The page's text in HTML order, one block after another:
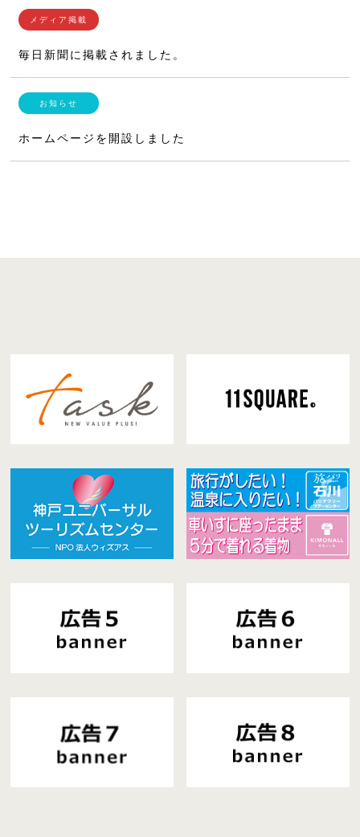
毎日新聞に掲載されました。
ホームページを開設しました